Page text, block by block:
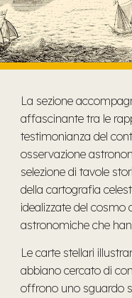
La sezione
affascinante tra le
testimonianza del
osservazione
selezione di tavole
della cartografia
idealizzate del cosmo
astronomiche che
Le carte stellari
abbiano cercato di
offrono uno sguardo